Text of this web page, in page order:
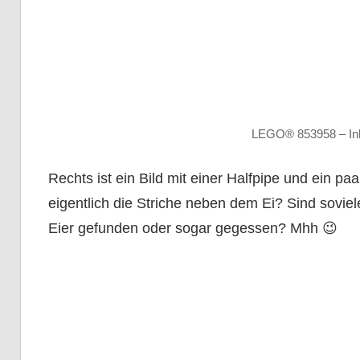
LEGO® 853958 –
Rechts ist ein Bild mit einer Halfpipe und ein
eigentlich die Striche neben dem Ei? Sind
Eier gefunden oder sogar gegessen? Mhh 😉